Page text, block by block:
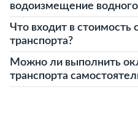
водоизмещение водного
Что входит в стоимость
транспорта?
Можно ли выполнить
транспорта